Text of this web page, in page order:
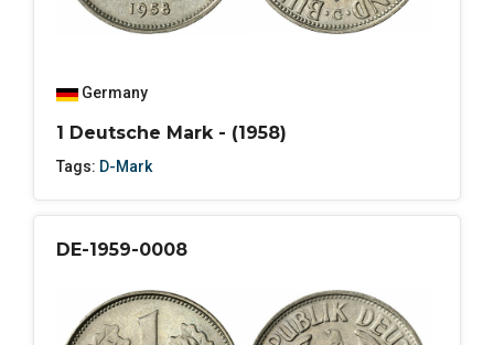
Germany
1 Deutsche Mark - (1958)
Tags: D-Mark
DE-1959-0008